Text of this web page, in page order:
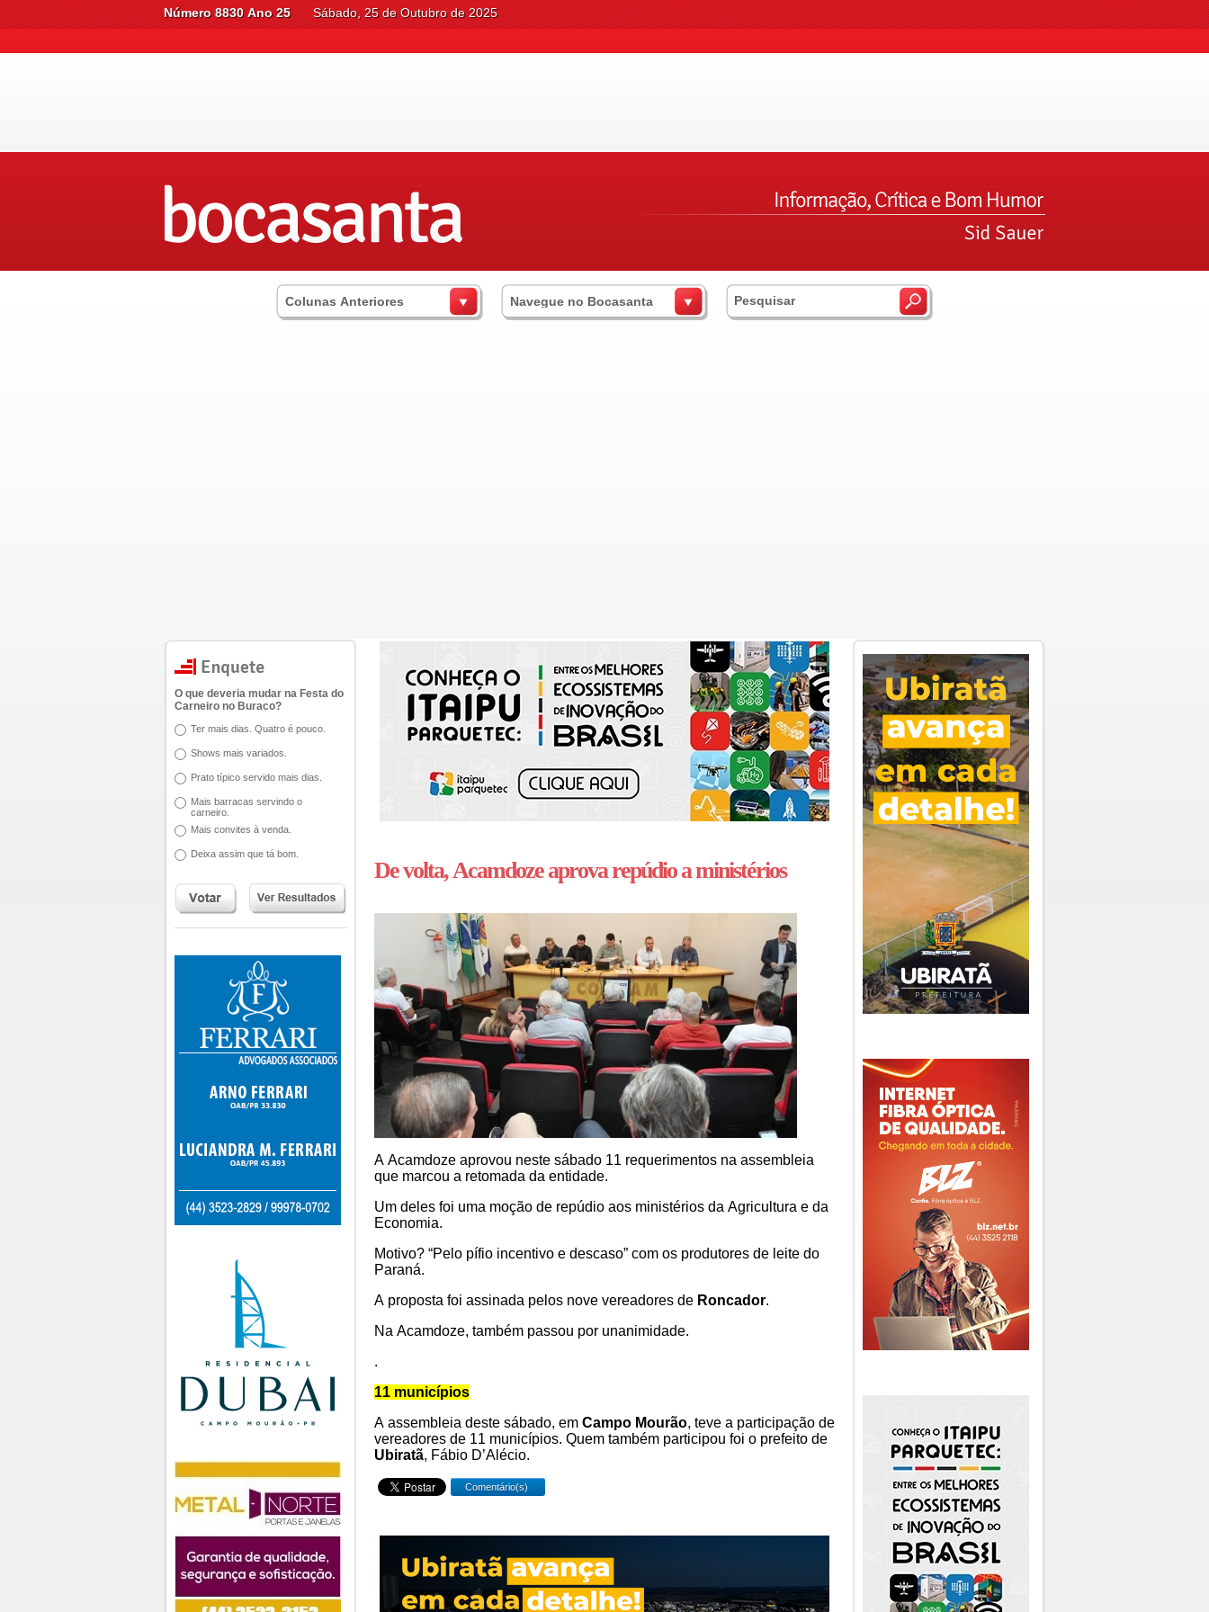
Número 8830 Ano 25 Sábado, 25 de Outubro de 2025
Colunas Anteriores Navegue no Bocasanta
O que deveria mudar na Festa do
Carneiro no Buraco?
Ter mais dias. Quatro é pouco.
Shows mais variados.
Prato típico servido mais dias.
Mais barracas servindo o
carneiro.
Mais convites à venda.
Deixa assim que tá bom.
De volta, Acamdoze aprova repúdio a ministérios
A Acamdoze aprovou neste sábado 11 requerimentos na assembleia
que marcou a retomada da entidade.
Um deles foi uma moção de repúdio aos ministérios da Agricultura e da
Economia.
Motivo? “Pelo pífio incentivo e descaso” com os produtores de leite do
Paraná.
A proposta foi assinada pelos nove vereadores de Roncador.
Na Acamdoze, também passou por unanimidade.
.
11 municípios
A assembleia deste sábado, em Campo Mourão, teve a participação de
vereadores de 11 municípios. Quem também participou foi o prefeito de
Ubiratã, Fábio D’Alécio.
Comentário(s)